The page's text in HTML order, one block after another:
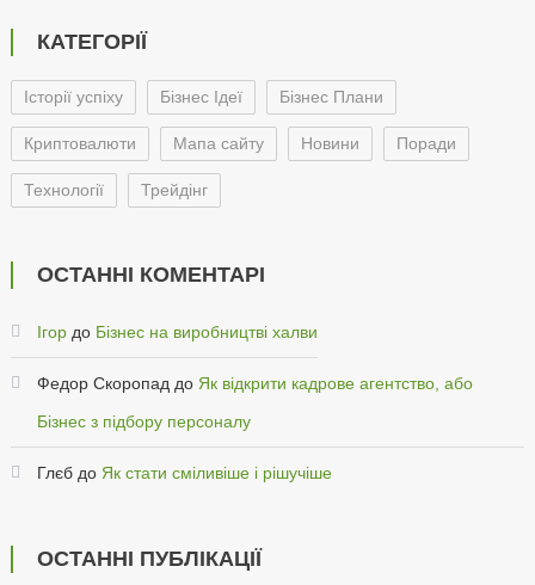
КАТЕГОРІЇ
Історії успіху Бізнес Ідеї Бізнес Плани
Криптовалюти Мапа сайту Новини Поради
Технології Трейдінг
ОСТАННІ КОМЕНТАРІ
Ігордо Бізнес на виробництві халви
Федор Скоропаддо Як відкрити кадрове агентство, або
Бізнес з підбору персоналу
Глєбдо Як стати сміливіше і рішучіше
ОСТАННІ ПУБЛІКАЦІЇ